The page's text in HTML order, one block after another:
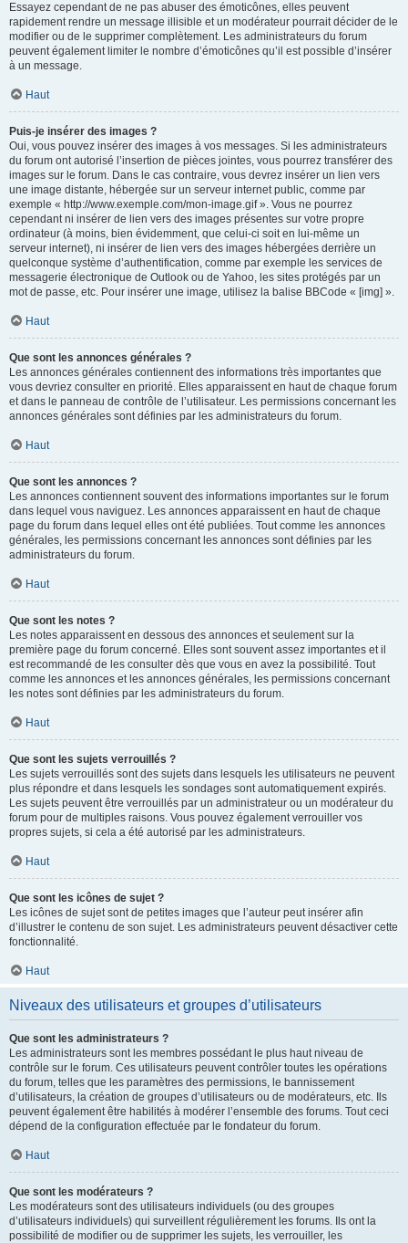
Essayez cependant de ne pas abuser des émoticônes, elles peuvent
rapidement rendre un message illisible et un modérateur pourrait décider de le
modifier ou de le supprimer complètement. Les administrateurs du forum
peuvent également limiter le nombre d’émoticônes qu’il est possible d’insérer
à un message.
Haut
Puis-je insérer des images ?
Oui, vous pouvez insérer des images à vos messages. Si les administrateurs
du forum ont autorisé l’insertion de pièces jointes, vous pourrez transférer des
images sur le forum. Dans le cas contraire, vous devrez insérer un lien vers
une image distante, hébergée sur un serveur internet public, comme par
exemple « http://www.exemple.com/mon-image.gif ». Vous ne pourrez
cependant ni insérer de lien vers des images présentes sur votre propre
ordinateur (à moins, bien évidemment, que celui-ci soit en lui-même un
serveur internet), ni insérer de lien vers des images hébergées derrière un
quelconque système d’authentification, comme par exemple les services de
messagerie électronique de Outlook ou de Yahoo, les sites protégés par un
mot de passe, etc. Pour insérer une image, utilisez la balise BBCode « [img] ».
Haut
Que sont les annonces générales ?
Les annonces générales contiennent des informations très importantes que
vous devriez consulter en priorité. Elles apparaissent en haut de chaque forum
et dans le panneau de contrôle de l’utilisateur. Les permissions concernant les
annonces générales sont définies par les administrateurs du forum.
Haut
Que sont les annonces ?
Les annonces contiennent souvent des informations importantes sur le forum
dans lequel vous naviguez. Les annonces apparaissent en haut de chaque
page du forum dans lequel elles ont été publiées. Tout comme les annonces
générales, les permissions concernant les annonces sont définies par les
administrateurs du forum.
Haut
Que sont les notes ?
Les notes apparaissent en dessous des annonces et seulement sur la
première page du forum concerné. Elles sont souvent assez importantes et il
est recommandé de les consulter dès que vous en avez la possibilité. Tout
comme les annonces et les annonces générales, les permissions concernant
les notes sont définies par les administrateurs du forum.
Haut
Que sont les sujets verrouillés ?
Les sujets verrouillés sont des sujets dans lesquels les utilisateurs ne peuvent
plus répondre et dans lesquels les sondages sont automatiquement expirés.
Les sujets peuvent être verrouillés par un administrateur ou un modérateur du
forum pour de multiples raisons. Vous pouvez également verrouiller vos
propres sujets, si cela a été autorisé par les administrateurs.
Haut
Que sont les icônes de sujet ?
Les icônes de sujet sont de petites images que l’auteur peut insérer afin
d’illustrer le contenu de son sujet. Les administrateurs peuvent désactiver cette
fonctionnalité.
Haut
Niveaux des utilisateurs et groupes d’utilisateurs
Que sont les administrateurs ?
Les administrateurs sont les membres possédant le plus haut niveau de
contrôle sur le forum. Ces utilisateurs peuvent contrôler toutes les opérations
du forum, telles que les paramètres des permissions, le bannissement
d’utilisateurs, la création de groupes d’utilisateurs ou de modérateurs, etc. Ils
peuvent également être habilités à modérer l’ensemble des forums. Tout ceci
dépend de la configuration effectuée par le fondateur du forum.
Haut
Que sont les modérateurs ?
Les modérateurs sont des utilisateurs individuels (ou des groupes
d’utilisateurs individuels) qui surveillent régulièrement les forums. Ils ont la
possibilité de modifier ou de supprimer les sujets, les verrouiller, les